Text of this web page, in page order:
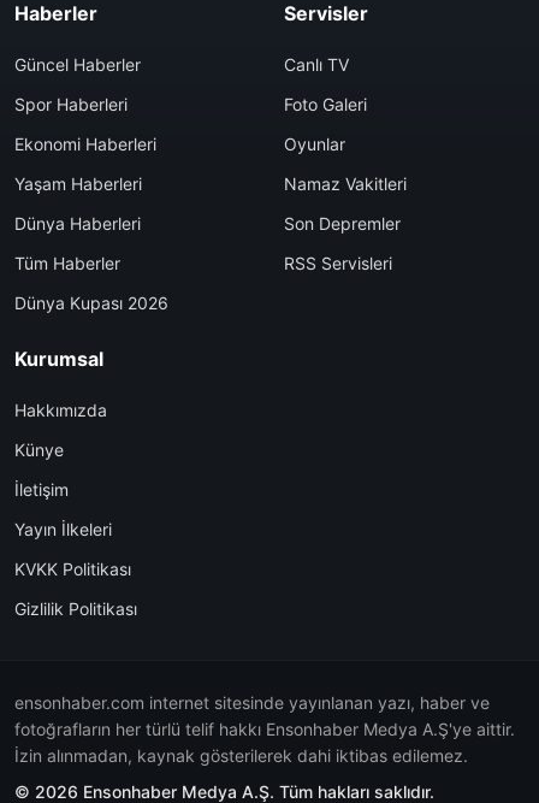
Haberler
Güncel Haberler
Spor Haberleri
Ekonomi Haberleri
Yaşam Haberleri
Dünya Haberleri
Tüm Haberler
Dünya Kupası 2026
Servisler
Canlı TV
Foto Galeri
Oyunlar
Namaz Vakitleri
Son Depremler
RSS Servisleri
Kurumsal
Hakkımızda
Künye
İletişim
Yayın İlkeleri
KVKK Politikası
Gizlilik Politikası
ensonhaber.com internet sitesinde yayınlanan yazı, haber ve
fotoğrafların her türlü telif hakkı Ensonhaber Medya A.Ş'ye aittir.
İzin alınmadan, kaynak gösterilerek dahi iktibas edilemez.
© 2026 Ensonhaber Medya A.Ş. Tüm hakları saklıdır.